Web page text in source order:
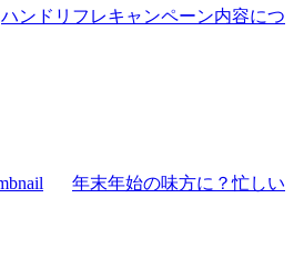
ハンドリフレキャンペーン内容につ
年末年始の味方に？忙しい